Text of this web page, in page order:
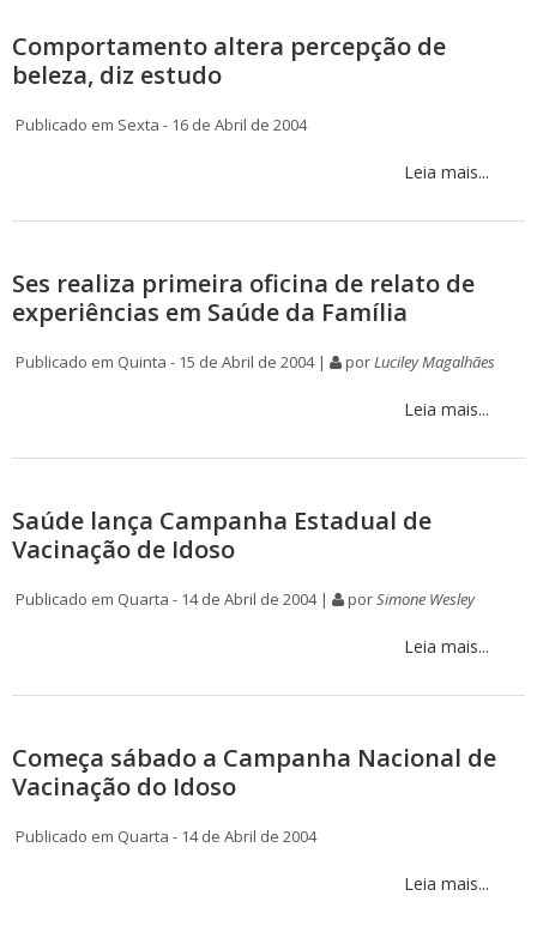
Comportamento altera percepção de
beleza, diz estudo
Publicado em Sexta - 16 de Abril de 2004
Leia mais...
Ses realiza primeira oficina de relato de
experiências em Saúde da Família
Publicado em Quinta - 15 de Abril de 2004 | porLuciley Magalhães
Leia mais...
Saúde lança Campanha Estadual de
Vacinação de Idoso
Publicado em Quarta - 14 de Abril de 2004 | porSimone Wesley
Leia mais...
Começa sábado a Campanha Nacional de
Vacinação do Idoso
Publicado em Quarta - 14 de Abril de 2004
Leia mais...